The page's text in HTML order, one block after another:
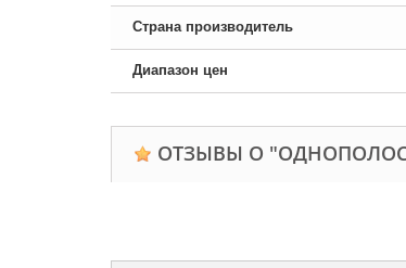
Страна производитель
Диапазон цен
ОТЗЫВЫ О